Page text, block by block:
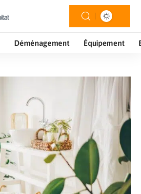
Déménagement Équipement